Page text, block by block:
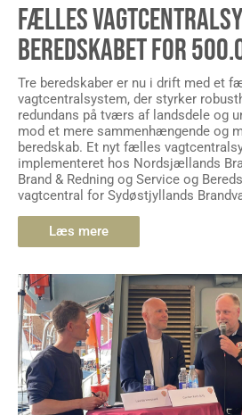
FÆLLES
BEREDSKABET FOR
Tre beredskaber er nu i drift med et
vagtcentralsystem, der styrker
redundans på tværs af landsdele og
mod et mere sammenhængende og
beredskab. Et nyt fælles
implementeret hos Nordsjællands
Brand & Redning og Service og
vagtcentral for Sydøstjyllands
Læs mere